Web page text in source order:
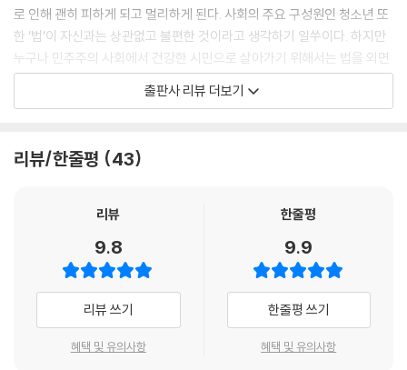
로 인해 괜히 피하게 되고 멀리하게 된다. 사회의 주요 구성원인 청소년 또
한 ‘법’이 자신과는 상관없고 불편한 것이라고 생각하기 일쑤이다. 하지만
누구나 민주주의 사회에서 건강한 시민으로 살아가기 위해서는 법을 외면
할 수 없다. 법은 우리 사회를 올바르게 유지하고 작동하는 중요한 사회규
범이기 때문이다. 이에 청소년들을 위한 법교육에 앞장서 온 부산대학교
이는 대한민국 청소년들의 교양과 사고력을 높이는 ‘해냄 청소년 에세이
야 할 최소한의 약속이 ‘법’이라고 한다. 법의 목적은 사회에 정의를 세우는
조한다. 이 책은 단순히 법의 개념과 종류를 설명하기보다 청소년 스스로
세상의 일에 대한 옳고 그름을 판단하고 살아가는 방식을 고민할 수 있도
록 법과 관련한 다양한 질문을 던진다. 1장 ‘법, 신에게서 인간에게로’에서
는 신의 의지였던 법을 인간들의 합의로 끌어내리는 과정을 소개하고, ‘마
녀재판’ 등 그 과정에서 일어난 희생과 고통을 함께 다루고 있다. 2장 ‘헌법,
출판사 리뷰 더보기
리뷰/한줄평 43
리뷰
9.8
리뷰 쓰기
혜택 및 유의사항
한줄평
9.9
한줄평 쓰기
혜택 및 유의사항